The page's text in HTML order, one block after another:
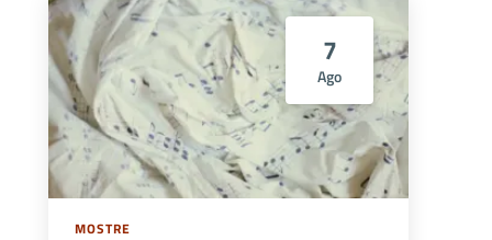
7
Ago
MOSTRE